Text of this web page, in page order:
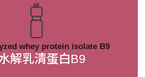
whey protein isolate B9
解乳清蛋白B9